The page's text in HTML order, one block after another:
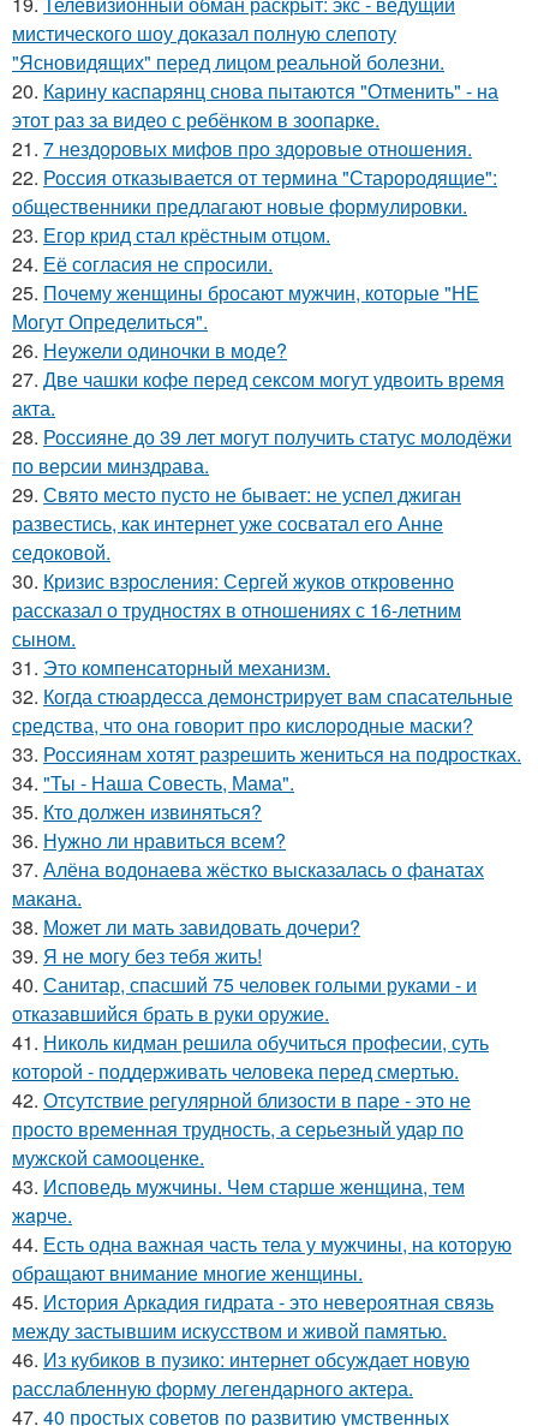
мистического шоу доказал полную слепоту
"Ясновидящих" перед лицом реальной болезни.
20. Карину каспарянц снова пытаются "Отменить" - на
этот раз за видео с ребёнком в зоопарке.
21. 7 нездоровых мифов про здоровые отношения.
22. Россия отказывается от термина "Старородящие":
общественники предлагают новые формулировки.
23. Егор крид стал крёстным отцом.
24. Её согласия не спросили.
25. Почему женщины бросают мужчин, которые "НЕ
Могут Определиться".
26. Неужели одиночки в моде?
27. Две чашки кофе перед сексом могут удвоить время
акта.
28. Россияне до 39 лет могут получить статус молодёжи
по версии минздрава.
29. Свято место пусто не бывает: не успел джиган
развестись, как интернет уже сосватал его Анне
седоковой.
30. Кризис взросления: Сергей жуков откровенно
рассказал о трудностях в отношениях с 16-летним
сыном.
31. Это компенсаторный механизм.
32. Когда стюардесса демонстрирует вам спасательные
средства, что она говорит про кислородные маски?
33. Россиянам хотят разрешить жениться на подростках.
34. "Ты - Наша Совесть, Мама".
35. Кто должен извиняться?
36. Нужно ли нравиться всем?
37. Алёна водонаева жёстко высказалась о фанатах
макана.
38. Может ли мать завидовать дочери?
39. Я не могу без тебя жить!
40. Санитар, спасший 75 человек голыми руками - и
отказавшийся брать в руки оружие.
41. Николь кидман решила обучиться професии, суть
которой - поддерживать человека перед смертью.
42. Отсутствие регулярной близости в паре - это не
просто временная трудность, а серьезный удар по
мужской самооценке.
43. Исповедь мужчины. Чeм старше женщина, тем
жaрче.
44. Есть одна важная часть тела у мужчины, на которую
обращают внимание многие женщины.
45. История Аркадия гидрата - это невероятная связь
между застывшим искусством и живой памятью.
46. Из кубиков в пузико: интернет обсуждает новую
расслабленную форму легендарного актера.
47. 40 простых советов по развитию умственных